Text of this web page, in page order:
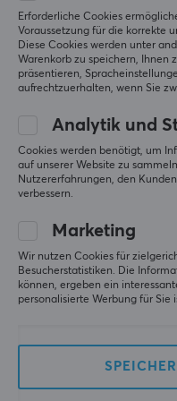
Produkt in jedem
Maschinenpark haben
hervorragender
und zu produzieren.
dann ist Razer genau
TECHNISCHE
Frequenzgang
12-28000 Hz
Impedanz
Lautstärkeregelung
5.0
Basierend auf 1 Bewertung
5
4
2
1
Relevanz
Alle Bewertungen
Anton Z
Level 8
Nice
Erforderliche Cookies
Voraussetzung für die korrekte
Diese Cookies werden unter
Warenkorb zu speichern, Ihnen
präsentieren,
aufrechtzuerhalten, wenn Sie
Analytik und
Cookies werden benötigt, um
auf unserer Website zu
Nutzererfahrungen, den
verbessern.
Marketing
Wir nutzen Cookies für
Besucherstatistiken. Die
können, ergeben ein
personalisierte Werbung für Sie